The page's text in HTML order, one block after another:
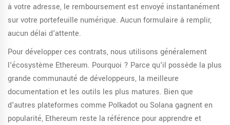
à votre adresse, le remboursement est envoyé instantanément
sur votre portefeuille numérique. Aucun formulaire à remplir,
aucun délai d'attente.
Pour développer ces contrats, nous utilisons généralement
l'écosystème Ethereum. Pourquoi ? Parce qu'il possède la plus
grande communauté de développeurs, la meilleure
documentation et les outils les plus matures. Bien que
d'autres plateformes comme Polkadot ou Solana gagnent en
popularité, Ethereum reste la référence pour apprendre et